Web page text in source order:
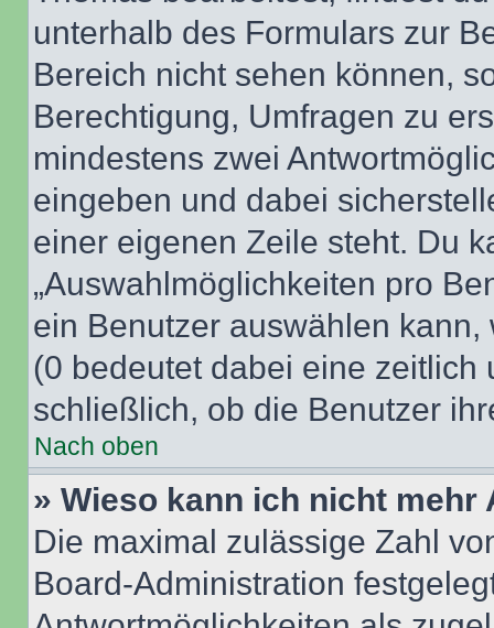
unterhalb des Formulars zur
Bereich nicht sehen können,
Berechtigung, Umfragen zu
mindestens zwei
eingeben und dabei
einer eigenen Zeile steht. Du
„Auswahlmöglichkeiten pro
ein Benutzer auswählen
(0 bedeutet dabei eine
schließlich, ob die Benutzer
Nach oben
» Wieso kann ich nicht
Die maximal zulässige Zahl
Board-Administration